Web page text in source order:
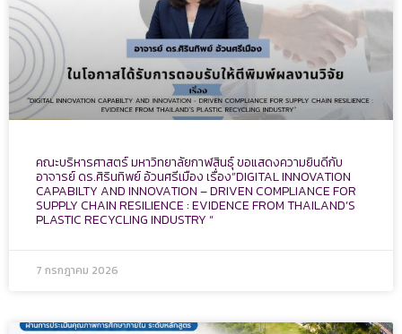
คณะบริหารศาสตร์ มหาวิทยาลัยกาฬสินธุ์ ขอแสดงความยินดีกับ
อาจารย์ ดร.ศิรินทิพย์ อ้วนศรีเมือง เรื่อง”DIGITAL INNOVATION
CAPABILTY AND INNOVATION – DRIVEN COMPLIANCE FOR
SUPPLY CHAIN RESILIENCE : EVIDENCE FROM THAILAND’S
PLASTIC RECYCLING INDUSTRY “
7 กรกฎาคม 2026